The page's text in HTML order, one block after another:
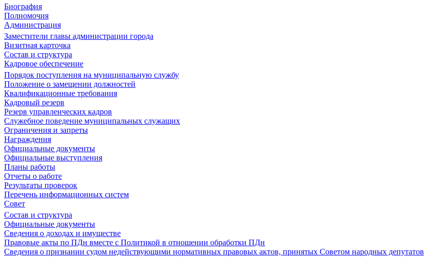
Биография
Полномочия
Администрация
Заместители главы администрации города
Визитная карточка
Состав и структура
Кадровое обеспечение
Порядок поступления на муниципальную службу
Положение о замещении должностей
Квалификационные требования
Кадровый резерв
Резерв управленческих кадров
Служебное поведение муниципальных служащих
Ограничения и запреты
Награждения
Официальные документы
Официальные выступления
Планы работы
Отчеты о работе
Результаты проверок
Перечень информационных систем
Совет
Состав и структура
Официальные документы
Сведения о доходах и имуществе
Правовые акты по ПДн вместе с Политикой в отношении обработки ПДн
Сведения о признании судом недействующими нормативных правовых актов, принятых Советом народных депутатов